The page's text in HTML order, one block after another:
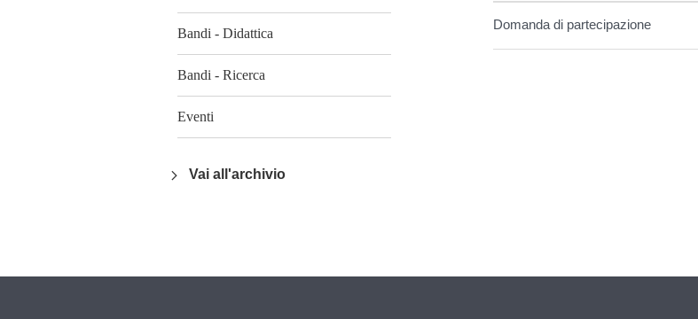
Bandi - Didattica
Bandi - Ricerca
Eventi
Vai all'archivio
Domanda di partecipazione